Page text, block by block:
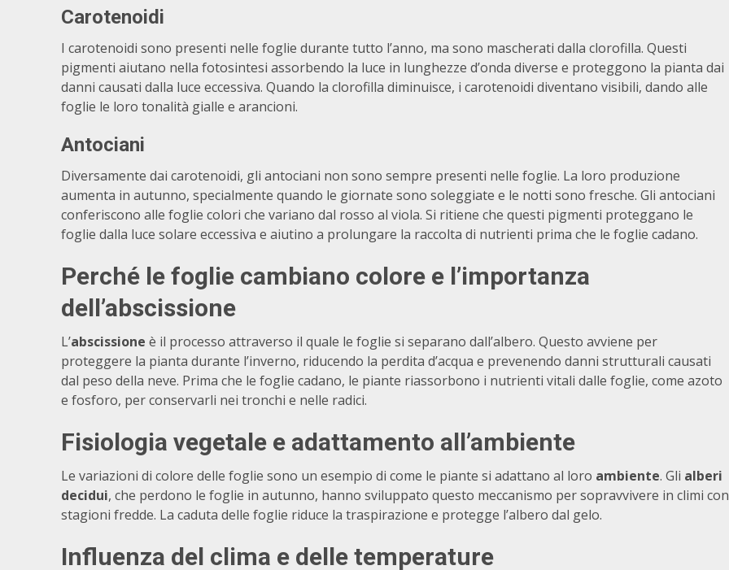
Carotenoidi
I carotenoidi sono presenti nelle foglie durante tutto l’anno, ma sono mascherati dalla clorofilla. Questi
pigmenti aiutano nella fotosintesi assorbendo la luce in lunghezze d’onda diverse e proteggono la pianta dai
danni causati dalla luce eccessiva. Quando la clorofilla diminuisce, i carotenoidi diventano visibili, dando alle
foglie le loro tonalità gialle e arancioni.
Antociani
Diversamente dai carotenoidi, gli antociani non sono sempre presenti nelle foglie. La loro produzione
aumenta in autunno, specialmente quando le giornate sono soleggiate e le notti sono fresche. Gli antociani
conferiscono alle foglie colori che variano dal rosso al viola. Si ritiene che questi pigmenti proteggano le
foglie dalla luce solare eccessiva e aiutino a prolungare la raccolta di nutrienti prima che le foglie cadano.
Perché le foglie cambiano colore e l’importanza
dell’abscissione
L’abscissione è il processo attraverso il quale le foglie si separano dall’albero. Questo avviene per
proteggere la pianta durante l’inverno, riducendo la perdita d’acqua e prevenendo danni strutturali causati
dal peso della neve. Prima che le foglie cadano, le piante riassorbono i nutrienti vitali dalle foglie, come azoto
e fosforo, per conservarli nei tronchi e nelle radici.
Fisiologia vegetale e adattamento all’ambiente
Le variazioni di colore delle foglie sono un esempio di come le piante si adattano al loro ambiente. Gli alberi
decidui, che perdono le foglie in autunno, hanno sviluppato questo meccanismo per sopravvivere in climi con
stagioni fredde. La caduta delle foglie riduce la traspirazione e protegge l’albero dal gelo.
Influenza del clima e delle temperature